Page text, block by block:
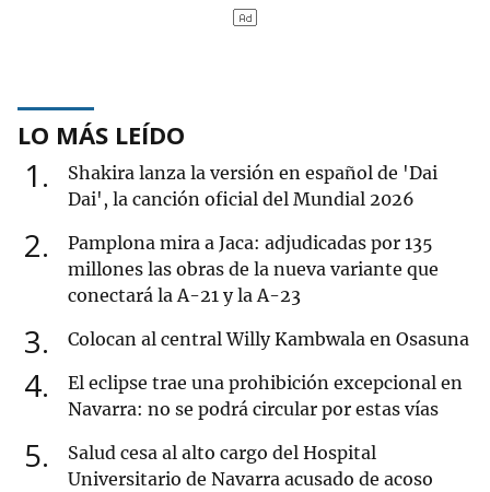
LO MÁS LEÍDO
1
Shakira lanza la versión en español de 'Dai
Dai', la canción oficial del Mundial 2026
2
Pamplona mira a Jaca: adjudicadas por 135
millones las obras de la nueva variante que
conectará la A-21 y la A-23
3 Colocan al central Willy Kambwala en Osasuna
4
El eclipse trae una prohibición excepcional en
Navarra: no se podrá circular por estas vías
5
Salud cesa al alto cargo del Hospital
Universitario de Navarra acusado de acoso